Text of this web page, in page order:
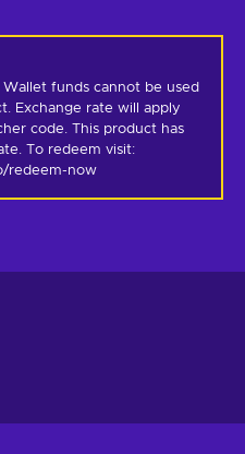
Wallet funds cannot be used
Exchange rate will apply
code. This product has
To redeem visit:
redeem-now